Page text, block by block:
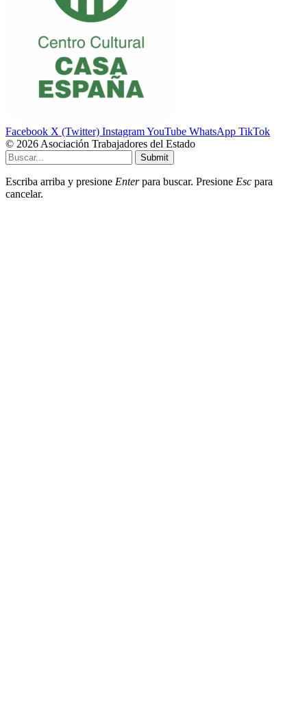
Facebook X (Twitter) InstagramYouTube WhatsApp TikTok
© 2026 Asociación Trabajadores del Estado
Submit
Escriba arriba y presione Enterpara buscar. Presione Esc para
cancelar.